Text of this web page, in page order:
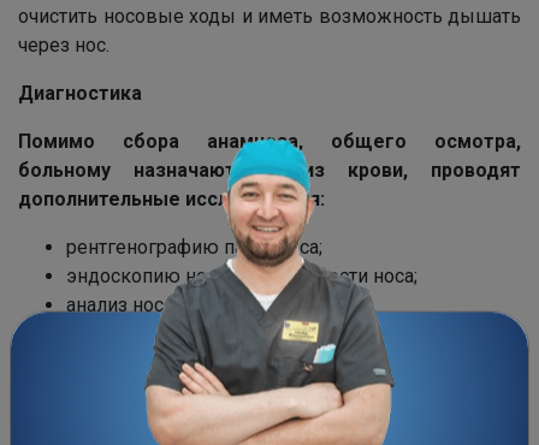
очистить носовые ходы и иметь возможность дышать
через нос.
Диагностика
Помимо сбора анамнеза, общего осмотра,
больному назначают анализ крови, проводят
дополнительные исследования:
рентгенографию пазух носа;
эндоскопию носоглотки, полости носа;
анализ носового секрета.
Основная задача терапии медикаментозного ринита
состоят в отмене сосудосуживающего препарата,